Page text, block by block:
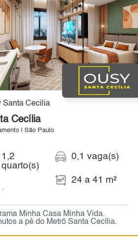
Santa Cecilia
Cecília
| São Paulo
1,2
quarto(s)
-
0,1 vaga(s)
24 a 41 m²
Minha Casa Minha Vida.
a pé do Metrô Santa Cecília.